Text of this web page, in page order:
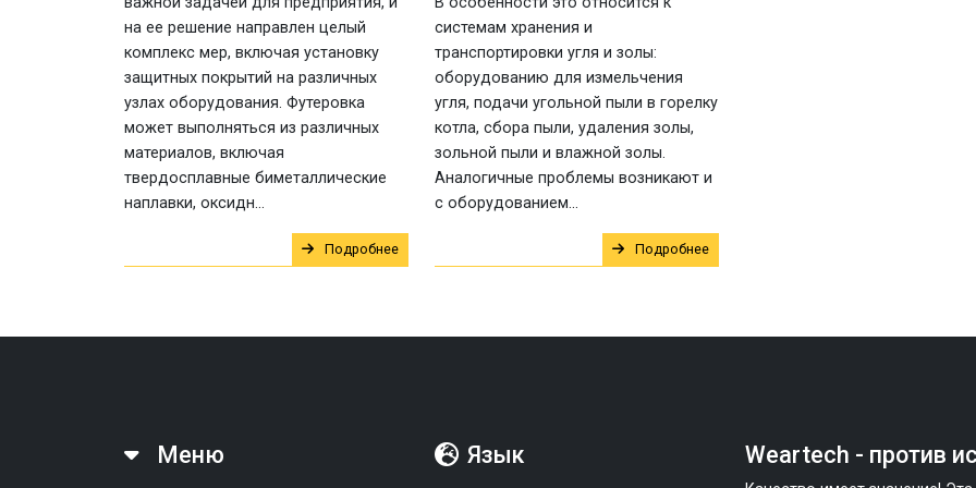
на ее решение направлен целый
комплекс мер, включая установку
защитных покрытий на различных
узлах оборудования. Футеровка
может выполняться из различных
материалов, включая
твердосплавные биметаллические
наплавки, оксидн...
Подробнее
системам хранения и
транспортировки угля и золы:
оборудованию для измельчения
угля, подачи угольной пыли в горелку
котла, сбора пыли, удаления золы,
зольной пыли и влажной золы.
Аналогичные проблемы возникают и
с оборудованием...
Подробнее
Меню Язык Weartech - против